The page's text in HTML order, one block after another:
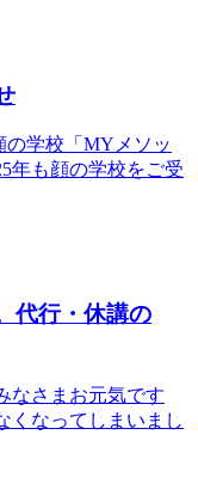
の学校「MYメソッ
年も顔の学校をご受
代行・休講の
なさまお元気です
くなってしまいまし